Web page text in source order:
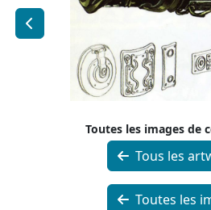
Toutes les images de
Tous les
Toutes les